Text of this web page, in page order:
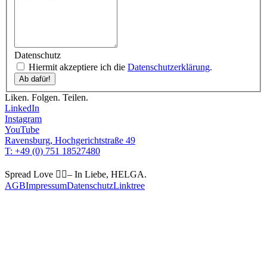
Datenschutz
Hiermit akzeptiere ich die Datenschutzerklärung.
Liken. Folgen. Teilen.
LinkedIn
Instagram
YouTube
Ravensburg, Hochgerichtstraße 49
T: +49 (0) 751 18527480
Spread Love 🏳️‍🌈– In Liebe, HELGA.
AGBImpressumDatenschutzLinktree